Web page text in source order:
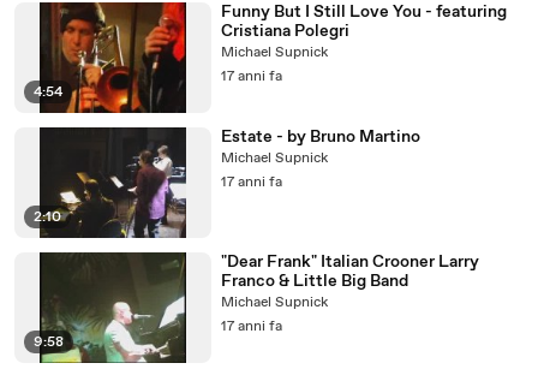
4:54
Funny But I Still Love You - featuring
Cristiana Polegri
Michael Supnick
17 anni fa
2:10
Estate - by Bruno Martino
Michael Supnick
17 anni fa
9:58
"Dear Frank" Italian Crooner Larry
Franco & Little Big Band
Michael Supnick
17 anni fa